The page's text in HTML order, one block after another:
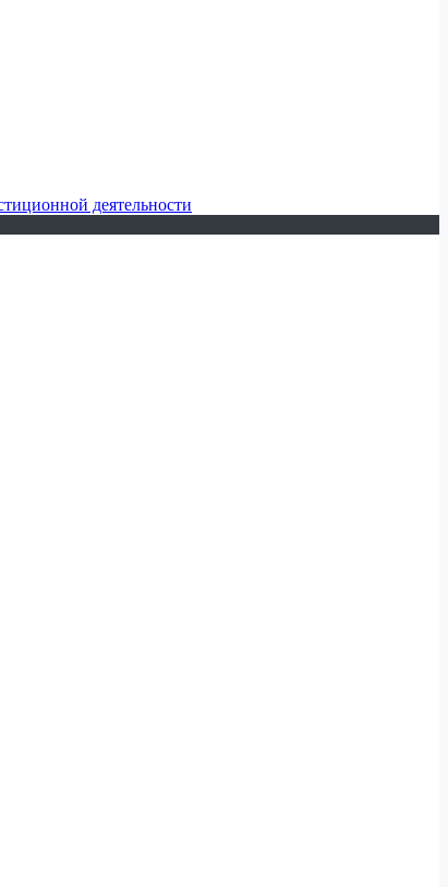
деятельности